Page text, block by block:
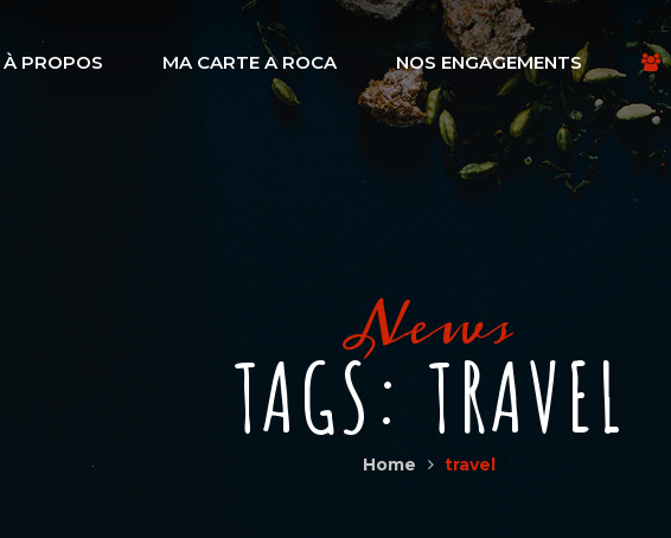
À PROPOS MA CARTE A ROCA NOS ENGAGEMENTS
News
TAGS: TRAVEL
Home travel